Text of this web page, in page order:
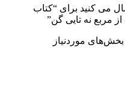
می کنید برای “کتاب
از مربع نه تایی گن”
بخش‌های موردنیاز